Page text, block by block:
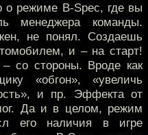
о режиме B-Spec, где вы
менеджера команды.
не понял. Создаешь
и – на старт!
со стороны. Вроде как
«обгон», «увеличь
и пр. Эффекта от
Да и в целом, режим
его наличия в игре